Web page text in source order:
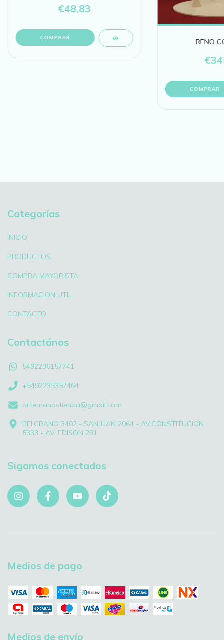
€48,83
COMPRAR RENO
Categorías
INICIO
PRODUCTOS
COMPRA MAYORISTA
INFORMACIÓN UTIL
CONTACTO
Contactános
5492236157741
+5492235357464
artemanostienda@gmail.com
BELGRANO 3402 - SANJUAN 2064 - AV.CONSTITUCION
5333 - AV. EDISON 291
Sigamos conectados
Medios de pago
Medios de envío